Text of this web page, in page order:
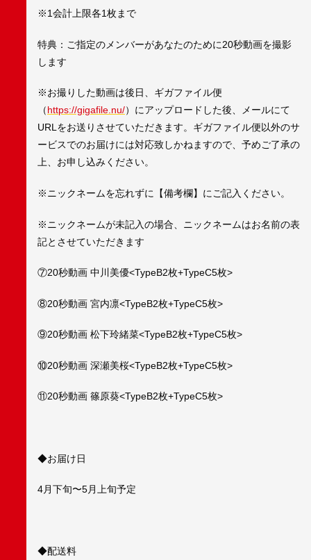
※1会計上限各1枚まで
特典：ご指定のメンバーがあなたのために20秒動画を撮影
します
※お撮りした動画は後日、ギガファイル便
（https://gigafile.nu/）にアップロードした後、メールにて
URLをお送りさせていただきます。ギガファイル便以外のサ
ービスでのお届けには対応致しかねますので、予めご了承の
上、お申し込みください。
※ニックネームを忘れずに【備考欄】にご記入ください。
※ニックネームが未記入の場合、ニックネームはお名前の表
記とさせていただきます
⑦20秒動画 中川美優<TypeB2枚+TypeC5枚>
⑧20秒動画 宮内凛<TypeB2枚+TypeC5枚>
⑨20秒動画 松下玲緒菜<TypeB2枚+TypeC5枚>
⑩20秒動画 深瀬美桜<TypeB2枚+TypeC5枚>
⑪20秒動画 篠原葵<TypeB2枚+TypeC5枚>
◆お届け日
4月下旬〜5月上旬予定
◆配送料